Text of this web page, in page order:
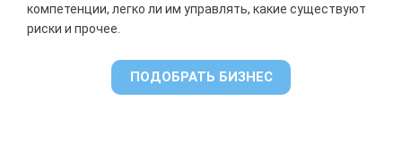
компетенции, легко ли им управлять, какие существуют
риски и прочее.
ПОДОБРАТЬ БИЗНЕС